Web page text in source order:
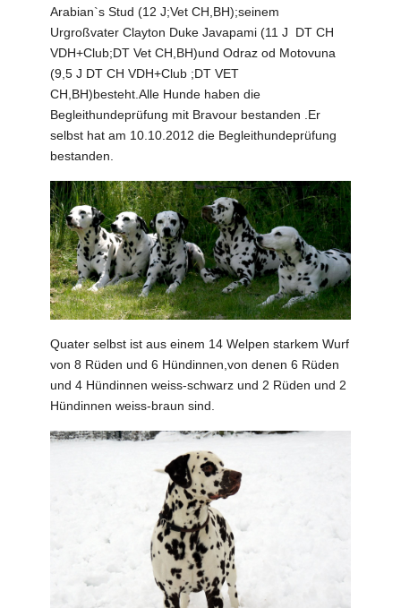
Arabian`s Stud (12 J;Vet CH,BH);seinem
Urgroßvater Clayton Duke Javapami (11 J DT CH
VDH+Club;DT Vet CH,BH)und Odraz od Motovuna
(9,5 J DT CH VDH+Club ;DT VET
CH,BH)besteht.Alle Hunde haben die
Begleithundeprüfung mit Bravour bestanden .Er
selbst hat am 10.10.2012 die Begleithundeprüfung
bestanden.
Quater selbst ist aus einem 14 Welpen starkem Wurf
von 8 Rüden und 6 Hündinnen,von denen 6 Rüden
und 4 Hündinnen weiss-schwarz und 2 Rüden und 2
Hündinnen weiss-braun sind.